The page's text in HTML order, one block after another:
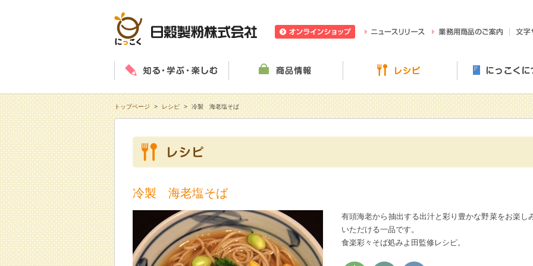
ニュースリリース
業務用
知る・学ぶ・楽しむ レシピ
トップページ > レシピ > 冷製 海老塩そば
冷製 海老塩そば
有頭海老から抽出する出汁と彩り豊かな野菜をお楽し
いただける一品です。
食楽彩々そば処みよ田監修レシピ。